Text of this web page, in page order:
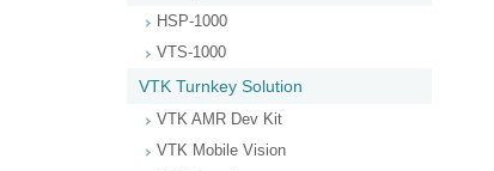
HSP-1000
VTS-1000
VTK Turnkey Solution
VTK AMR Dev Kit
VTK Mobile Vision